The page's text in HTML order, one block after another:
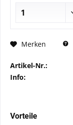
Merken
Artikel-Nr.:
Info:
Vorteile